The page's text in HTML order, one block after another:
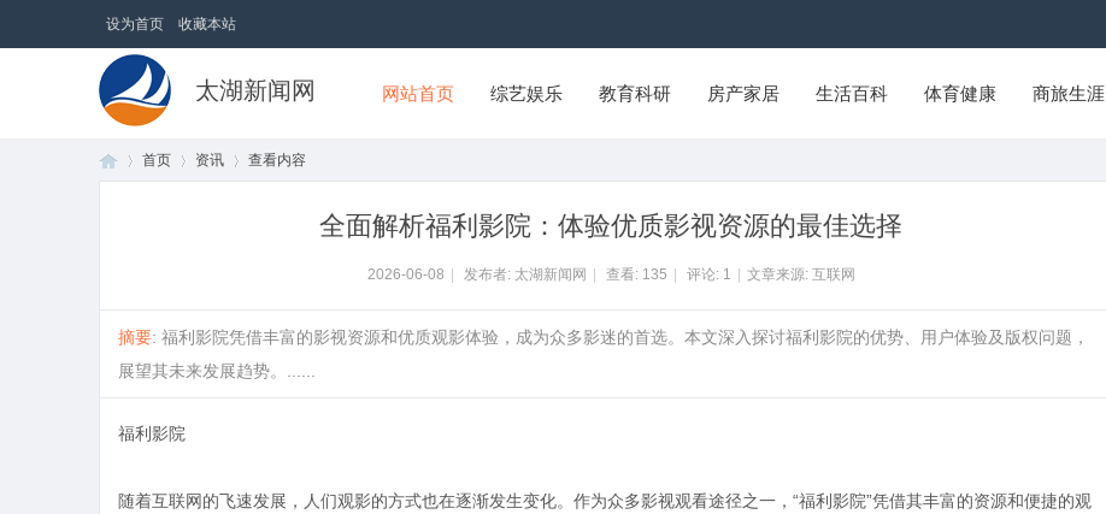
设为首页 收藏本站
太湖新闻网 网站首页 综艺娱乐 教育科研 房产家居 生活百科 体育健康 商旅生涯
首页 资讯 查看内容
全面解析福利影院：体验优质影视资源的最佳选择
2026-06-08 发布者: 太湖新闻网 查看: 135 评论: 1 文章来源: 互联网
摘要: 福利影院凭借丰富的影视资源和优质观影体验，成为众多影迷的首选。本文深入探讨福利影院的优势、用户体验及版权问题，
展望其未来发展趋势。......
福利影院
随着互联网的飞速发展，人们观影的方式也在逐渐发生变化。作为众多影视观看途径之一，“福利影院”凭借其丰富的资源和便捷的观